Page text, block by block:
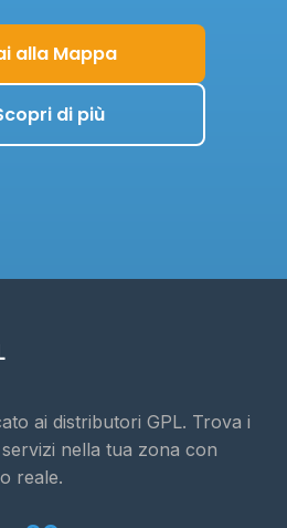
alla Mappa
di più
ai distributori GPL. Trova i
nella tua zona con
reale.